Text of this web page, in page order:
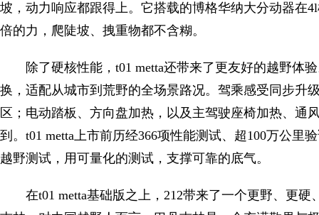
坡，动力响应都跟得上。它搭载的博格华纳大分动器在
倍的力，爬陡坡、拽重物都不含糊。
除了硬核性能，t01 metta还带来了更友好的越野体
换，适配从城市到荒野的全场景路况。驾乘感受同步升
区；电动踏板、方向盘加热，以及主驾驶座椅加热、通
到。t01 metta上市前历经366项性能测试、超100万公里
越野测试，用可量化的测试，支撑可靠的底气。
在t01 metta基础版之上，212带来了一个更野、更硬